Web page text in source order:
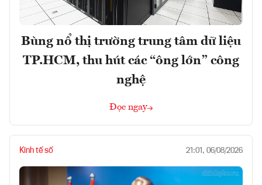
Bùng nổ thị trường trung tâm dữ liệu
TP.HCM, thu hút các “ông lớn” công
nghệ
Đọc ngay
Kinh tế số 21:01, 06/08/2026